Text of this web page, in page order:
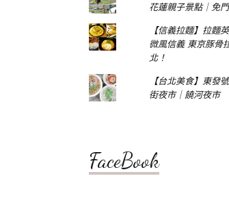
花蓮親子景點｜免
【信義拉麵】拉麵
微風信義 東京豚骨
北！
【台北美食】東發
街夜市｜饒河夜市
FaceBook